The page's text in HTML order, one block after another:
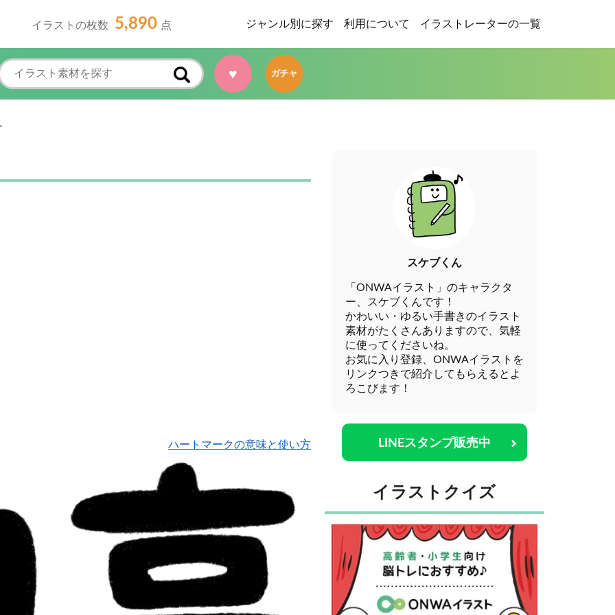
イラストの枚数 5,890 点 ジャンル別に探す 利用について イラストレーターの一覧
♥ ガチャ
ハートマークの意味と使い方
スケブくん
「ONWAイラスト」のキャラクタ
ー、スケブくんです！
かわいい・ゆるい手書きのイラスト
素材がたくさんありますので、気軽
に使ってくださいね。
お気に入り登録、ONWAイラストを
リンクつきで紹介してもらえるとよ
ろこびます！
LINEスタンプ販売中
イラストクイズ